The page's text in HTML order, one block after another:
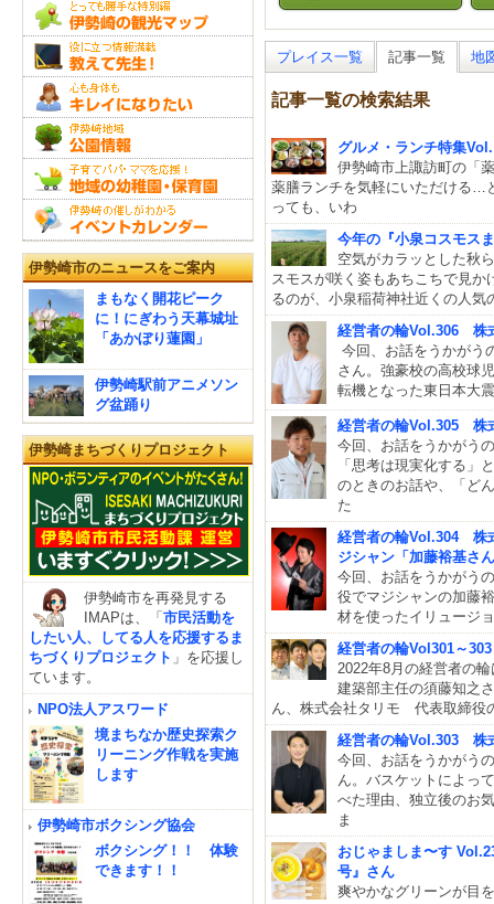
プレイス一覧 記事一覧 地
記事一覧の検索結果
グルメ・ランチ特集
伊勢崎市上諏訪町の「
薬膳ランチを気軽にいただける…
っても、いわ
今年の『小泉コスモス
空気がカラッとした秋
スモスが咲く姿もあちこちで見
るのが、小泉稲荷神社近くの人気
経営者の輪Vol.306 株
今回、お話をうかがう
さん。強豪校の高校球
転機となった東日本大
経営者の輪Vol.305 株
今回、お話をうかがう
「思考は現実化する」
のときのお話や、「ど
た
経営者の輪Vol.304 株
ジシャン「加藤裕基さ
今回、お話をうかがう
役でマジシャンの加藤
材を使ったイリュージ
経営者の輪Vol301～
2022年8月の経営者の
建築部主任の須藤知之
ん、株式会社タリモ 代表取締役
経営者の輪Vol.303 株
今回、お話をうかがう
ん。バスケットによっ
べた理由、独立後のお
ま
おじゃましま〜す
号』さん
爽やかなグリーンが目
伊勢崎市のニュースをご案内
まもなく開花ピーク
に！にぎわう天幕城址
「あかぼり蓮園」
伊勢崎駅前アニメソン
グ盆踊り
伊勢崎まちづくりプロジェクト
伊勢崎市を再発見する
IMAPは、「 市民活動を
したい人、してる人を応援するま
ちづくりプロジェクト 」を応援し
ています。
NPO法人アスワード
境まちなか歴史探索ク
リーニング作戦を実施
します
伊勢崎市ボクシング協会
ボクシング！！ 体験
できます！！